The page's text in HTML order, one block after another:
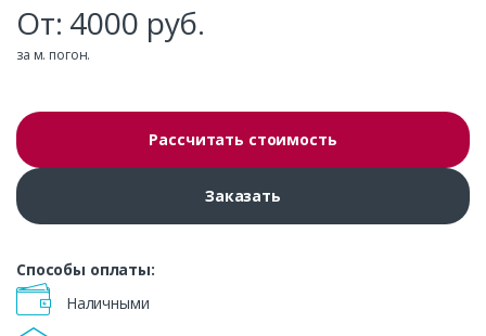
От: 4000 руб.
за м. погон.
Рассчитать стоимость
Заказать
Способы оплаты:
Наличными